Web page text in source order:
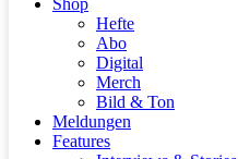
Hefte
Abo
Digital
Merch
Bild & Ton
Meldungen
Features